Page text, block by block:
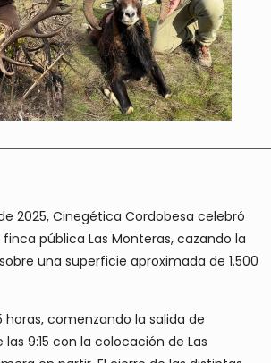
2025, Cinegética Cordobesa celebró
pública Las Monteras, cazando la
una superficie aproximada de 1.500
horas, comenzando la salida de
9:15 con la colocación de Las